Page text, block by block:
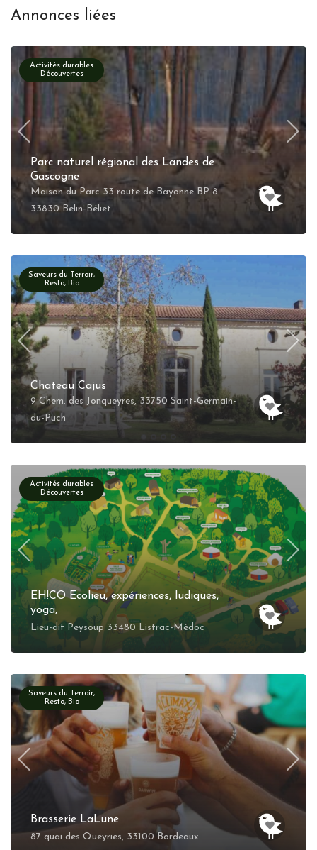
Annonces liées
Activités durables
Découvertes
Parc naturel régional des Landes de
Gascogne
Maison du Parc 33 route de Bayonne BP 8
33830 Belin-Béliet
Saveurs du Terroir,
Resto, Bio
Chateau Cajus
9 Chem. des Jonqueyres, 33750 Saint-Germain-
du-Puch
Activités durables
Découvertes
EH!CO Ecolieu, expériences, ludiques,
yoga,
Lieu-dit Peysoup 33480 Listrac-Médoc
Saveurs du Terroir,
Resto, Bio
Brasserie LaLune
87 quai des Queyries, 33100 Bordeaux